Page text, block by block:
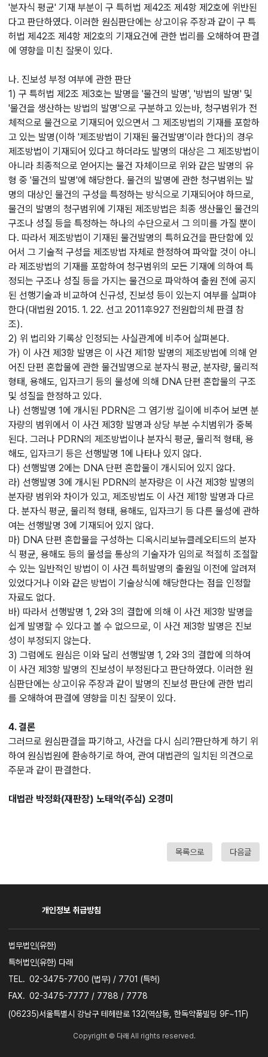
'분자식 평균' 기재 부분이 구 특허법 제42조 제4항 제2호에 위반된
다고 판단하였다. 이러한 원심판단에는 상고이유 주장과 같이 구 특
허법 제42조 제4항 제2호의 기재요건에 관한 법리를 오해하여 판결
에 영향을 미친 잘못이 있다.
나. 진보성 부정 여부에 관한 판단
1) 구 특허법 제2조 제3호는 발명을 '물건의 발명', '방법의 발명' 및
'물건을 생산하는 방법의 발명'으로 구분하고 있는바, 청구범위가 전
체적으로 물건으로 기재되어 있으면서 그 제조방법의 기재를 포함하
고 있는 발명(이하 '제조방법이 기재된 물건발명'이라 한다)의 경우
제조방법이 기재되어 있다고 하더라도 발명의 대상은 그 제조방법이
아니라 최종적으로 얻어지는 물건 자체이므로 위와 같은 발명의 유
형 중 '물건의 발명'에 해당한다. 물건의 발명에 관한 청구범위는 발
명의 대상인 물건의 구성을 특정하는 방식으로 기재되어야 하므로,
물건의 발명의 청구범위에 기재된 제조방법은 최종 생산물인 물건의
구조나 성질 등을 특정하는 하나의 수단으로서 그 의미를 가질 뿐이
다. 따라서 제조방법이 기재된 물건발명의 특허요건을 판단함에 있
어서 그 기술적 구성을 제조방법 자체로 한정하여 파악할 것이 아니
라 제조방법의 기재를 포함하여 청구범위의 모든 기재에 의하여 특
정되는 구조나 성질 등을 가지는 물건으로 파악하여 출원 전에 공지
된 선행기술과 비교하여 신규성, 진보성 등이 있는지 여부를 살펴야
한다(대법원 2015. 1. 22. 선고 2011후927 전원합의체 판결 참
조).
2) 위 법리와 기록상 인정되는 사실관계에 비추어 살펴본다.
가) 이 사건 제3항 발명은 이 사건 제1항 발명의 제조방법에 의해 얻
어진 단편 혼합물에 관한 물건발명으로 분자식 평균, 분자량, 물리적
형태, 용해도, 입자크기 등의 물성에 의해 DNA 단편 혼합물의 구조
및 성질을 한정하고 있다.
나) 선행발명 1에 개시된 PDRN은 그 염기쌍 길이에 비추어 보면 분
자량의 범위에서 이 사건 제3항 발명과 상당 부분 수치범위가 중복
된다. 그러나 PDRN의 제조방법이나 분자식 평균, 물리적 형태, 용
해도, 입자크기 등은 선행발명 1에 나타나 있지 않다.
다) 선행발명 2에는 DNA 단편 혼합물이 개시되어 있지 않다.
라) 선행발명 3에 개시된 PDRN의 분자량은 이 사건 제3항 발명의
분자량 범위와 차이가 있고, 제조방법도 이 사건 제1항 발명과 다르
다. 분자식 평균, 물리적 형태, 용해도, 입자크기 등 다른 물성에 관하
여는 선행발명 3에 기재되어 있지 않다.
마) DNA 단편 혼합물을 구성하는 디옥시리보뉴클레오티드의 분자
식 평균, 용해도 등의 물성을 통상의 기술자가 임의로 적절히 조절할
수 있는 일반적인 방법이 이 사건 특허발명의 출원일 이전에 알려져
있었다거나 이와 같은 방법이 기술상식에 해당한다는 점을 인정할
자료도 없다.
바) 따라서 선행발명 1, 2와 3의 결합에 의해 이 사건 제3항 발명을
쉽게 발명할 수 있다고 볼 수 없으므로, 이 사건 제3항 발명은 진보
성이 부정되지 않는다.
3) 그럼에도 원심은 이와 달리 선행발명 1, 2와 3의 결합에 의하여
이 사건 제3항 발명의 진보성이 부정된다고 판단하였다. 이러한 원
심판단에는 상고이유 주장과 같이 발명의 진보성 판단에 관한 법리
를 오해하여 판결에 영향을 미친 잘못이 있다.
4. 결론
그러므로 원심판결을 파기하고, 사건을 다시 심리?판단하게 하기 위
하여 원심법원에 환송하기로 하여, 관여 대법관의 일치된 의견으로
주문과 같이 판결한다.
대법관 박정화(재판장) 노태악(주심) 오경미
목록으로 다음글
개인정보 취급방침
사업자명
법무법인(유한)
특허법인(유한) 다래
TEL. 02-3475-7700 (법무) / 7701 (특허)
FAX. 02-3475-7777 / 7788 / 7778
주소
(06235)서울특별시 강남구 테헤란로 132(역삼동, 한독약품빌딩 9F~11F)
Copyright © 다래 All rights reserved.